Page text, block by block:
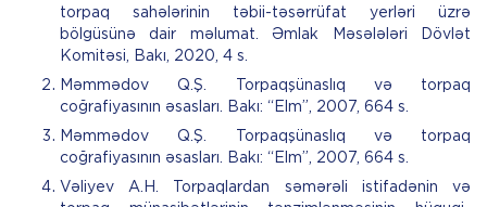
torpaq sahələrinin təbii-təsərrüfat yerləri üzrə
bölgüsünə dair məlumat. Əmlak Məsələləri Dövlət
Komitəsi, Bakı, 2020, 4 s.
Məmmədov Q.Ş. Torpaqşünaslıq və torpaq
coğrafiyasının əsasları. Bakı: “Elm”, 2007, 664 s.
Məmmədov Q.Ş. Torpaqşünaslıq və torpaq
coğrafiyasının əsasları. Bakı: “Elm”, 2007, 664 s.
Vəliyev A.H. Torpaqlardan səmərəli istifadənin və